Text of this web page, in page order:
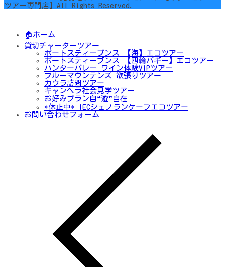
ツアー専門店】All Rights Reserved.
🏠ホーム
貸切チャーターツアー
ポートスティーブンス 【海】エコツアー
ポートスティーブンス 【四輪バギー】エコツアー
ハンターバレー ワイン体験VIPツアー
ブルーマウンテンズ 欲張りツアー
カウラ訪問ツアー
キャンベラ社会見学ツアー
お好みプラン自❝遊❞自在
*休止中* IECジェノランケーブエコツアー
お問い合わせフォーム